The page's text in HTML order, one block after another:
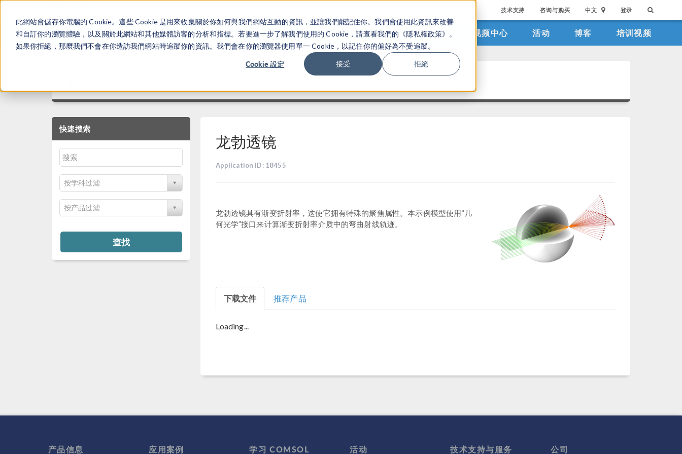
此網站會儲存你電腦的 Cookie。這些 Cookie 是用來收集關於你如何與我們網站互動的資訊，並讓我們能記住你。我們會使用此資訊來改善
和自訂你的瀏覽體驗，以及關於此網站和其他媒體訪客的分析和指標。若要進一步了解我們使用的 Cookie，請查看我們的《隱私權政策》。
如果你拒絕，那麼我們不會在你造訪我們網站時追蹤你的資訊。我們會在你的瀏覽器使用單一 Cookie，以記住你的偏好為不受追蹤。
Cookie 設定 接受 拒絕
技术支持 咨询与购买 中文 登录
产品 行业应用 视频中心 活动 博客 培训视频
快速搜索
按学科过滤
按产品过滤
查找
龙勃透镜
Application ID: 18455
龙勃透镜具有渐变折射率，这使它拥有特殊的聚焦属性。本示例模型使用“几
何光学”接口来计算渐变折射率介质中的弯曲射线轨迹。
下载文件 推荐产品
Loading...
产品信息 应用案例 学习 COMSOL 活动 技术支持与服务 公司